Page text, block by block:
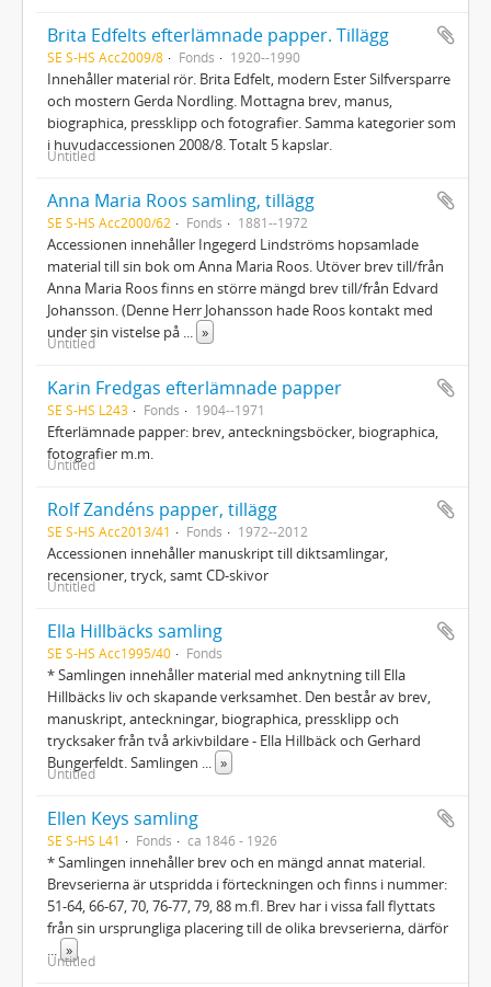
Brita Edfelts efterlämnade papper. Tillägg
SE S-HS Acc2009/8 Fonds 1920--1990
Innehåller material rör. Brita Edfelt, modern Ester Silfversparre
och mostern Gerda Nordling. Mottagna brev, manus,
biographica, pressklipp och fotografier. Samma kategorier som
i huvudaccessionen 2008/8. Totalt 5 kapslar.
Untitled
Anna Maria Roos samling, tillägg
SE S-HS Acc2000/62 Fonds 1881--1972
Accessionen innehåller Ingegerd Lindströms hopsamlade
material till sin bok om Anna Maria Roos. Utöver brev till/från
Anna Maria Roos finns en större mängd brev till/från Edvard
Johansson. (Denne Herr Johansson hade Roos kontakt med
under sin vistelse på
»
Untitled
Karin Fredgas efterlämnade papper
SE S-HS L243 Fonds 1904--1971
Efterlämnade papper: brev, anteckningsböcker, biographica,
fotografier m.m.
Untitled
Rolf Zandéns papper, tillägg
SE S-HS Acc2013/41 Fonds 1972--2012
Accessionen innehåller manuskript till diktsamlingar,
recensioner, tryck, samt CD-skivor
Untitled
Ella Hillbäcks samling
SE S-HS Acc1995/40 Fonds
* Samlingen innehåller material med anknytning till Ella
Hillbäcks liv och skapande verksamhet. Den består av brev,
manuskript, anteckningar, biographica, pressklipp och
trycksaker från två arkivbildare - Ella Hillbäck och Gerhard
Bungerfeldt. Samlingen
»
Untitled
Ellen Keys samling
SE S-HS L41 Fonds ca 1846 - 1926
* Samlingen innehåller brev och en mängd annat material.
Brevserierna är utspridda i förteckningen och finns i nummer:
51-64, 66-67, 70, 76-77, 79, 88 m.fl. Brev har i vissa fall flyttats
från sin ursprungliga placering till de olika brevserierna, därför
»
Untitled